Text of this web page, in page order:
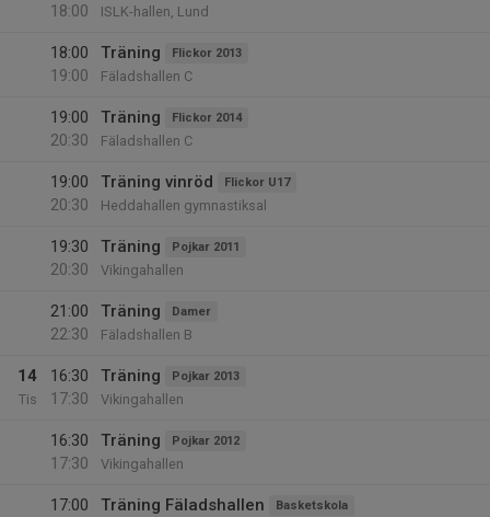
18:00
ISLK-hallen, Lund
18:00
19:00
Träning Flickor 2013
Fäladshallen C
19:00
20:30
Träning Flickor 2014
Fäladshallen C
19:00
20:30
Träning vinröd Flickor U17
Heddahallen gymnastiksal
19:30
20:30
Träning Pojkar 2011
Vikingahallen
21:00
22:30
Träning Damer
Fäladshallen B
14
Tis
16:30
17:30
Träning Pojkar 2013
Vikingahallen
16:30
17:30
Träning Pojkar 2012
Vikingahallen
17:00
Träning Fäladshallen Basketskola